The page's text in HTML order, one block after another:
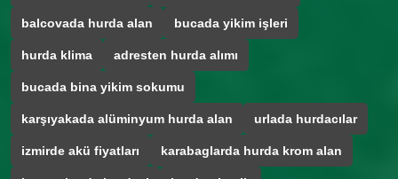
balcovada hurda alan bucada yikim işleri
hurda klima adresten hurda alımı
bucada bina yikim sokumu
karşıyakada alüminyum hurda alan urlada hurdacılar
izmirde akü fiyatları karabaglarda hurda krom alan